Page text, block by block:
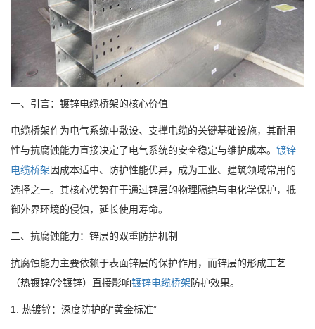
一、引言：镀锌电缆桥架的核心价值
电缆桥架作为电气系统中敷设、支撑电缆的关键基础设施，其耐用
性与抗腐蚀能力直接决定了电气系统的安全稳定与维护成本。 镀锌
电缆桥架因成本适中、防护性能优异，成为工业、建筑领域常用的
选择之一。其核心优势在于通过锌层的物理隔绝与电化学保护，抵
御外界环境的侵蚀，延长使用寿命。
二、抗腐蚀能力：锌层的双重防护机制
抗腐蚀能力主要依赖于表面锌层的保护作用，而锌层的形成工艺
（热镀锌/冷镀锌）直接影响镀锌电缆桥架防护效果。
1. 热镀锌：深度防护的“黄金标准”